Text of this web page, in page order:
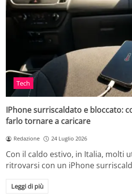
Tech
IPhone surriscaldato e bloccato:
farlo tornare a caricare
Redazione 24 Luglio 2026
Con il caldo estivo, in Italia, molti
ritrovarsi con un iPhone
Leggi di più